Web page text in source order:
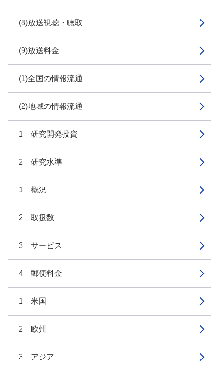
(8)放送視聴・聴取
(9)放送料金
(1)全国の情報流通
(2)地域の情報流通
1 研究開発投資
2 研究水準
1 概況
2 取扱数
3 サービス
4 郵便料金
1 米国
2 欧州
3 アジア